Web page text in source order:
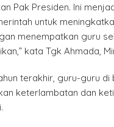
Pak Presiden. Ini
untuk
menempatkan guru
kata Tgk Ahmada,
terakhir, guru-guru
keterlambatan dan